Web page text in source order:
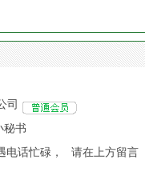
司
秘书
电话忙碌， 请在上方留言